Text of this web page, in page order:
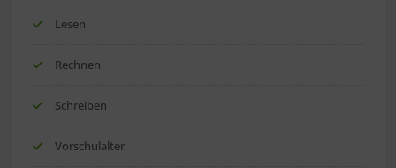
Lesen
Rechnen
Schreiben
Vorschulalter